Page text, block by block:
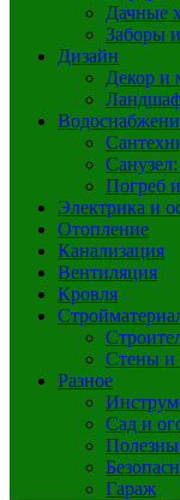
Дачные
Заборы
Дизайн
Декор и
Погреб
Электрика и
Отопление
Канализация
Вентиляция
Кровля
Стены и
Разное
Сад и
Гараж